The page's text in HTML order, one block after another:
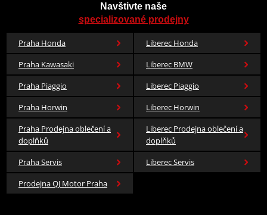
Navštivte naše
specializované prodejny
Praha Honda
Liberec Honda
Praha Kawasaki
Liberec BMW
Praha Piaggio
Liberec Piaggio
Praha Horwin
Liberec Horwin
Praha Prodejna oblečení a
doplňků
Liberec Prodejna oblečení a
doplňků
Praha Servis
Liberec Servis
Prodejna QJ Motor Praha